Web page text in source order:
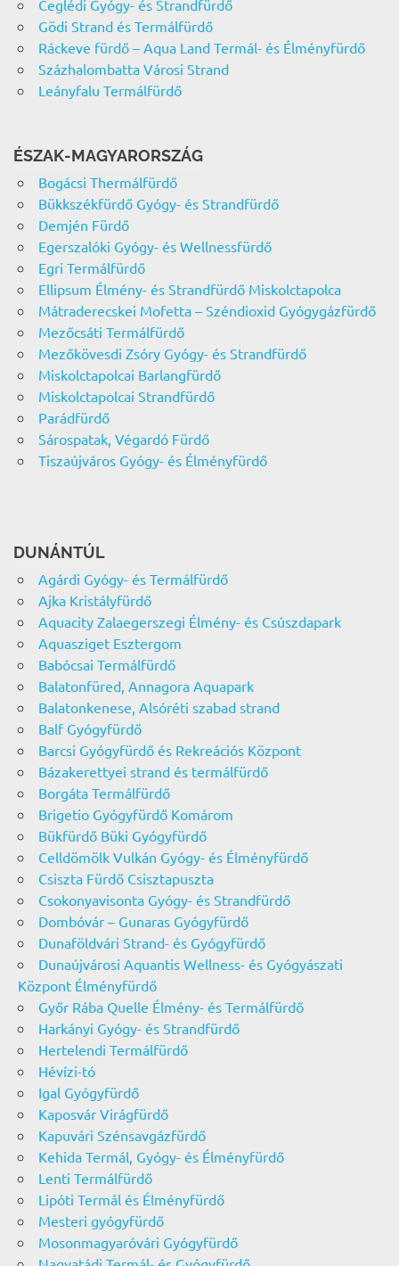
Ceglédi Gyógy- és Strandfürdő
Gödi Strand és Termálfürdő
Ráckeve fürdő – Aqua Land Termál- és Élményfürdő
Százhalombatta Városi Strand
Leányfalu Termálfürdő
ÉSZAK-MAGYARORSZÁG
Bogácsi Thermálfürdő
Bükkszékfürdő Gyógy- és Strandfürdő
Demjén Fürdő
Egerszalóki Gyógy- és Wellnessfürdő
Egri Termálfürdő
Ellipsum Élmény- és Strandfürdő Miskolctapolca
Mátraderecskei Mofetta – Széndioxid Gyógygázfürdő
Mezőcsáti Termálfürdő
Mezőkövesdi Zsóry Gyógy- és Strandfürdő
Miskolctapolcai Barlangfürdő
Miskolctapolcai Strandfürdő
Parádfürdő
Sárospatak, Végardó Fürdő
Tiszaújváros Gyógy- és Élményfürdő
DUNÁNTÚL
Agárdi Gyógy- és Termálfürdő
Ajka Kristályfürdő
Aquacity Zalaegerszegi Élmény- és Csúszdapark
Aquasziget Esztergom
Babócsai Termálfürdő
Balatonfüred, Annagora Aquapark
Balatonkenese, Alsóréti szabad strand
Balf Gyógyfürdő
Barcsi Gyógyfürdő és Rekreációs Központ
Bázakerettyei strand és termálfürdő
Borgáta Termálfürdő
Brigetio Gyógyfürdő Komárom
Bükfürdő Büki Gyógyfürdő
Celldömölk Vulkán Gyógy- és Élményfürdő
Csiszta Fürdő Csisztapuszta
Csokonyavisonta Gyógy- és Strandfürdő
Dombóvár – Gunaras Gyógyfürdő
Dunaföldvári Strand- és Gyógyfürdő
Dunaújvárosi Aquantis Wellness- és Gyógyászati
Központ Élményfürdő
Győr Rába Quelle Élmény- és Termálfürdő
Harkányi Gyógy- és Strandfürdő
Hertelendi Termálfürdő
Hévízi-tó
Igal Gyógyfürdő
Kaposvár Virágfürdő
Kapuvári Szénsavgázfürdő
Kehida Termál, Gyógy- és Élményfürdő
Lenti Termálfürdő
Lipóti Termál és Élményfürdő
Mesteri gyógyfürdő
Mosonmagyaróvári Gyógyfürdő